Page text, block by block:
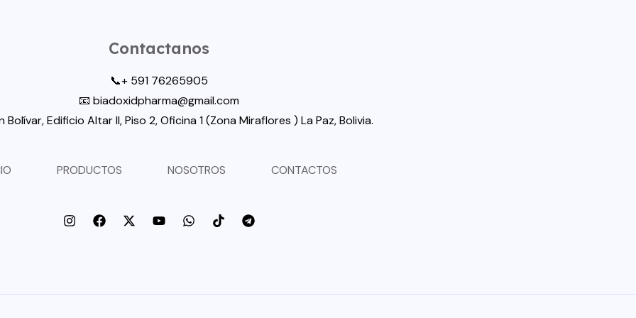
Contactanos
📞+ 591 76265905
📧 biadoxidpharma@gmail.com
Bolívar, Edificio Altar II, Piso 2, Oficina 1 (Zona Miraflores ) La Paz, Bolivia.
PRODUCTOS NOSOTROS CONTACTOS